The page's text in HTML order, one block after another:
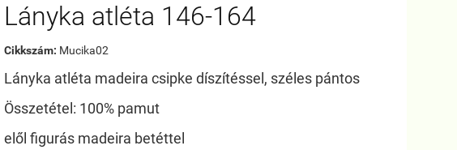
Lányka atléta 146-164
Cikkszám: Mucika02
Lányka atléta madeira csipke díszítéssel, széles pántos
Összetétel: 100% pamut
elől figurás madeira betéttel